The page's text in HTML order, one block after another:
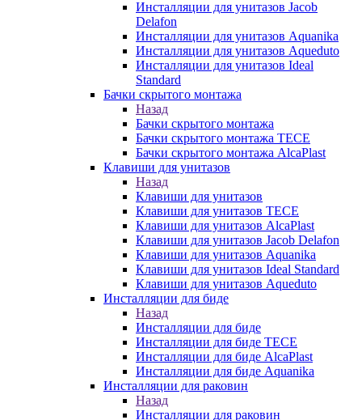
Инсталляции для унитазов Jacob
Delafon
Инсталляции для унитазов Aquanika
Инсталляции для унитазов Aqueduto
Инсталляции для унитазов Ideal
Standard
Бачки скрытого монтажа
Назад
Бачки скрытого монтажа
Бачки скрытого монтажа TECE
Бачки скрытого монтажа AlcaPlast
Клавиши для унитазов
Назад
Клавиши для унитазов
Клавиши для унитазов TECE
Клавиши для унитазов AlcaPlast
Клавиши для унитазов Jacob Delafon
Клавиши для унитазов Aquanika
Клавиши для унитазов Ideal Standard
Клавиши для унитазов Aqueduto
Инсталляции для биде
Назад
Инсталляции для биде
Инсталляции для биде TECE
Инсталляции для биде AlcaPlast
Инсталляции для биде Aquanika
Инсталляции для раковин
Назад
Инсталляции для раковин